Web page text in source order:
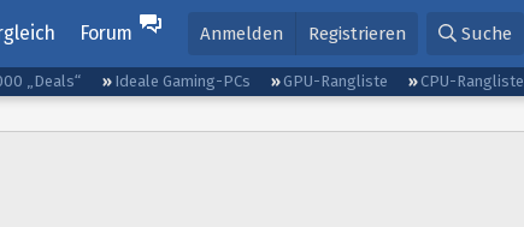
Forum Anmelden Registrieren Suche
„Deals“ Ideale Gaming-PCs GPU-Rangliste
CPU-Rangliste